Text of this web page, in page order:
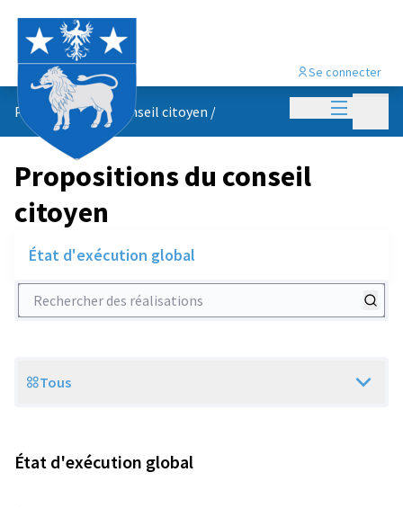
Menu
Se connecter
Propositions du conseil citoyen /
Propositions du conseil
citoyen
État d'exécution global
Rechercher des réalisations
Scope
Tous
État d'exécution global